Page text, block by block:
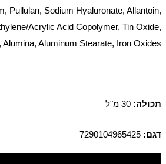
Pullulan, Sodium Hyaluronate, Allantoin,
Acrylic Acid Copolymer, Tin Oxide,
Alumina, Aluminum Stearate, Iron Oxides
תכולה:
דגם: 7290104965425